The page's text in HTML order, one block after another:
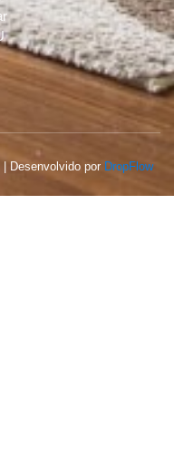
Desenvolvido por DropFlow